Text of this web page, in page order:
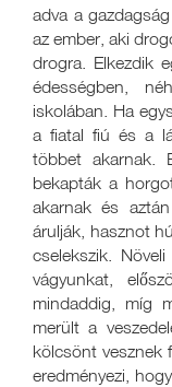
adva a
az ember, aki
drogra. Elkezdik
édességben,
iskolában. Ha
a fiatal fiú és a
többet akarnak.
bekapták a
akarnak és
árulják, hasznot
cselekszik.
vágyunkat,
mindaddig, míg
merült a
kölcsönt vesznek
eredményezi,